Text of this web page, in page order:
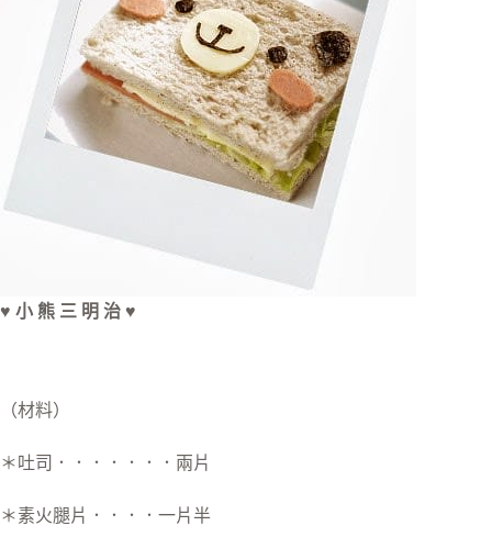
♥ 小 熊 三 明 治 ♥
（材料）
＊吐司．．．．．．．兩片
＊素火腿片．．．．一片半